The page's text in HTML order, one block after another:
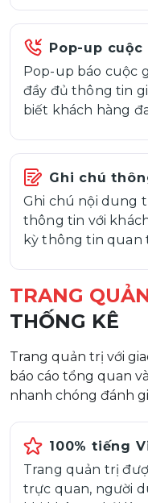
Pop-up cuộc
Pop-up báo cuộc
đầy đủ thông tin
biết khách hàng
Ghi chú
Ghi chú nội dung
thông tin với
kỳ thông tin quan
TRANG
THỐNG KÊ
Trang quản trị với
báo cáo tổng quan
nhanh chóng đánh
100% tiếng
Trang quản trị
trực quan, người